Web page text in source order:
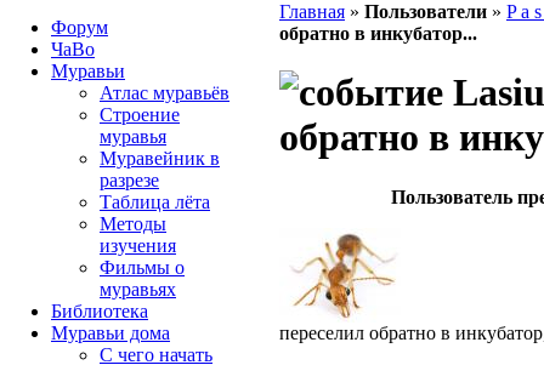
Главная » Пользователи » P a
обратно в инкубатор...
обратно в
Пользователь
переселил обратно в
Форум
ЧаВо
Муравьи
Атлас муравьёв
Строение
муравья
Муравейник в
разрезе
Таблица лёта
Методы
изучения
Фильмы о
муравьях
Библиотека
Муравьи дома
С чего начать